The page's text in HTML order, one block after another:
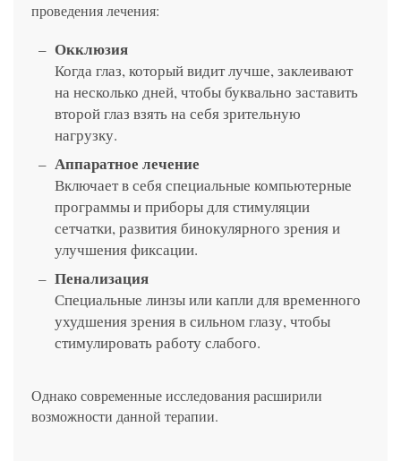
проведения лечения:
Окклюзия
Когда глаз, который видит лучше, заклеивают
на несколько дней, чтобы буквально заставить
второй глаз взять на себя зрительную
нагрузку.
Аппаратное лечение
Включает в себя специальные компьютерные
программы и приборы для стимуляции
сетчатки, развития бинокулярного зрения и
улучшения фиксации.
Пенализация
Специальные линзы или капли для временного
ухудшения зрения в сильном глазу, чтобы
стимулировать работу слабого.
Однако современные исследования расширили
возможности данной терапии.